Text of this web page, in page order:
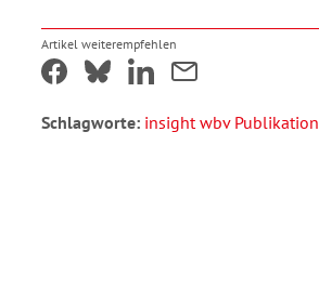
Artikel weiterempfehlen
Schlagworte: insight wbv Publikation